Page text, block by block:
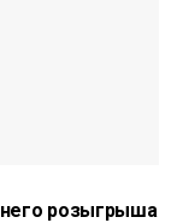
розыгрыша